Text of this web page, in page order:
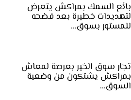
بائع السمك بمراكش يتعرض
لتهديدات خطيرة بعد فضحه
للمستور بسوق…
تجار سوق الخير بعرصة لمعاش
بمراكش يشتكون من وضعية
السوق…